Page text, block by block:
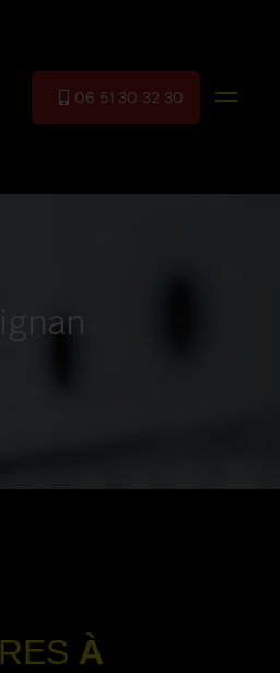
06 51 30 32 30
À